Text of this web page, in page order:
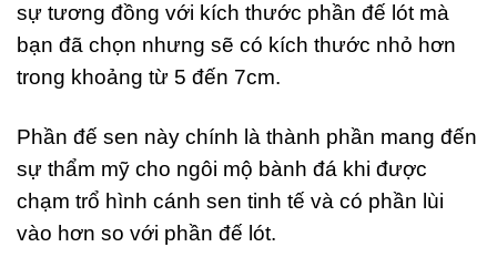
sự tương đồng với kích thước phần đế lót mà
bạn đã chọn nhưng sẽ có kích thước nhỏ hơn
trong khoảng từ 5 đến 7cm.
Phần đế sen này chính là thành phần mang đến
sự thẩm mỹ cho ngôi mộ bành đá khi được
chạm trổ hình cánh sen tinh tế và có phần lùi
vào hơn so với phần đế lót.